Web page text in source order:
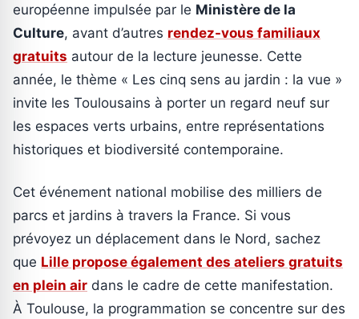
européenne impulsée par le Ministère de la
Culture, avant d’autres rendez-vous familiaux
gratuits autour de la lecture jeunesse. Cette
année, le thème « Les cinq sens au jardin : la vue »
invite les Toulousains à porter un regard neuf sur
les espaces verts urbains, entre représentations
historiques et biodiversité contemporaine.
Cet événement national mobilise des milliers de
parcs et jardins à travers la France. Si vous
prévoyez un déplacement dans le Nord, sachez
que Lille propose également des ateliers gratuits
en plein air dans le cadre de cette manifestation.
À Toulouse, la programmation se concentre sur des